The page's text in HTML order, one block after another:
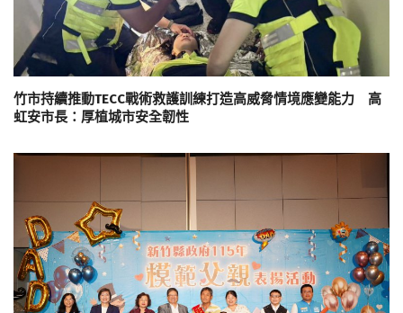
竹市持續推動TECC戰術救護訓練打造高威脅情境應變能力 高
虹安市長：厚植城市安全韌性